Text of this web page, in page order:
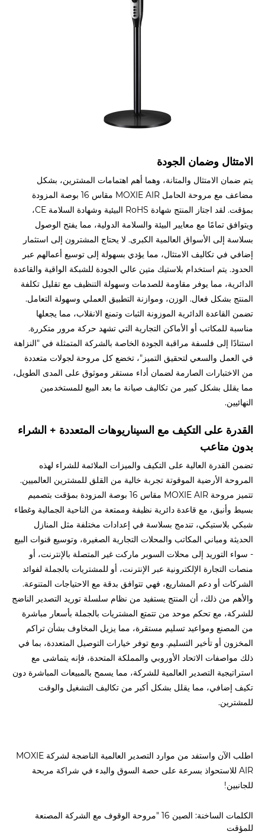
الامتثال وضمان الجودة
يتم ضمان الامتثال والمتانة، وهما أهم اهتمامات المشترين، بشكل
مضاعف مع مروحة الحامل MOXIE AIR مقاس 16 بوصة المزودة
بمؤقت. لقد اجتاز المنتج شهادة RoHS البيئية وشهادة السلامة CE،
ويتوافق تمامًا مع معايير البيئة والسلامة الدولية، مما يفتح الوصول
بسلاسة إلى الأسواق العالمية الكبرى. لا يحتاج المشترون إلى استثمار
إضافي في تكاليف الامتثال، مما يؤدي بسهولة إلى توسيع أعمالهم عبر
الحدود. يتم استخدام بلاستيك متين عالي الجودة للشبكة الواقية والقاعدة
الدائرية، مما يوفر مقاومة للصدمات وسهولة التنظيف مع تقليل تكلفة
المنتج بشكل فعال. الوزن، وموازنة التطبيق العملي وسهولة التعامل.
تضمن القاعدة الدائرية الموزونة الثبات وتمنع الانقلاب، مما يجعلها
مناسبة للمكاتب أو الأماكن التجارية التي تشهد حركة مرور متكررة.
استنادًا إلى فلسفة مراقبة الجودة الخاصة بالشركة المتمثلة في "النزاهة
في العمل والسعي لتحقيق التميز"، تخضع كل مروحة لجولات متعددة
من الاختبارات الصارمة لضمان أداء مستقر وموثوق على المدى الطويل،
مما يقلل بشكل كبير من تكاليف صيانة ما بعد البيع للمستخدمين
النهائيين.
القدرة على التكيف مع السيناريوهات المتعددة + الشراء
بدون متاعب
تضمن القدرة العالية على التكيف والميزات الملائمة للشراء لهذه
المروحة الأرضية الموقوتة تجربة خالية من القلق للمشترين العالميين.
تتميز مروحة MOXIE AIR مقاس 16 بوصة المزودة بمؤقت بتصميم
بسيط وأنيق، مع قاعدة دائرية نظيفة وممتعة من الناحية الجمالية وغطاء
شبكي بلاستيكي، تندمج بسلاسة في إعدادات مختلفة مثل المنازل
الحديثة ومباني المكاتب والمحلات التجارية الصغيرة، وتوسيع قنوات البيع
- سواء التوريد إلى محلات السوبر ماركت غير المتصلة بالإنترنت، أو
منصات التجارة الإلكترونية عبر الإنترنت، أو للمشتريات بالجملة لفوائد
الشركات أو دعم المشاريع، فهي تتوافق بدقة مع الاحتياجات المتنوعة.
والأهم من ذلك، أن المنتج يستفيد من نظام سلسلة توريد التصدير الناضج
للشركة، مع تحكم موحد من تتمتع المشتريات بالجملة بأسعار مباشرة
من المصنع ومواعيد تسليم مستقرة، مما يزيل المخاوف بشأن تراكم
المخزون أو تأخير التسليم. ومع توفر خيارات التوصيل المتعددة، بما في
ذلك مواصفات الاتحاد الأوروبي والمملكة المتحدة، فإنه يتماشى مع
استراتيجية التصدير العالمية للشركة، مما يسمح بالمبيعات المباشرة دون
تكيف إضافي، مما يقلل بشكل أكبر من تكاليف التشغيل والوقت
للمشترين.
اطلب الآن واستفد من موارد التصدير العالمية الناضجة لشركة MOXIE
AIR للاستحواذ بسرعة على حصة السوق والبدء في شراكة مربحة
للجانبين!
الكلمات الساخنة: الصين 16 "مروحة الوقوف مع الشركة المصنعة
للمؤقت